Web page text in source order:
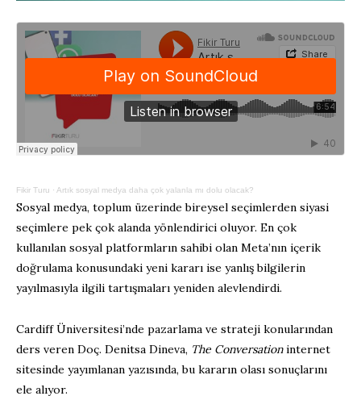
Fikir Turu · Artık sosyal medya daha çok yalanla mı dolu olacak?
Sosyal medya, toplum üzerinde bireysel seçimlerden siyasi
seçimlere pek çok alanda yönlendirici oluyor. En çok
kullanılan sosyal platformların sahibi olan Meta’nın içerik
doğrulama konusundaki yeni kararı ise yanlış bilgilerin
yayılmasıyla ilgili tartışmaları yeniden alevlendirdi.
Cardiff Üniversitesi’nde pazarlama ve strateji konularından
ders veren Doç. Denitsa Dineva, The Conversationinternet
sitesinde yayımlanan yazısında, bu kararın olası sonuçlarını
ele alıyor.